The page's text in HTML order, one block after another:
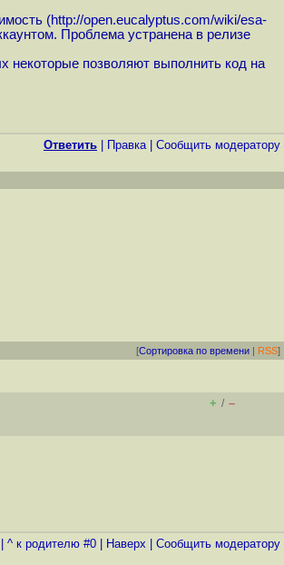
(http://open.eucalyptus.com/wiki/esa-
Проблема устранена в релизе
некоторые позволяют выполнить код на
Ответить Правка| Cообщить модератору
[Сортировка по времени | RSS]
+ / –
^ к родителю #0 Наверх Cообщить модератору